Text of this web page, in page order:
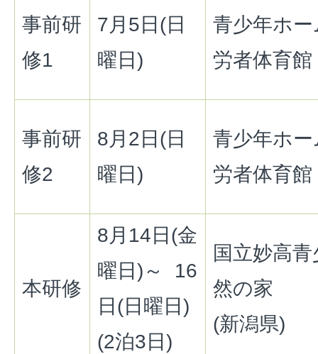
事前研
修1
7月5日(日
曜日)
青少年ホ
労者体育館
事前研
修2
8月2日(日
曜日)
青少年ホ
労者体育館
本研修
8月14日(金
曜日)～ 16
日(日曜日)
(2泊3日)
国立妙高
然の家
(新潟県)